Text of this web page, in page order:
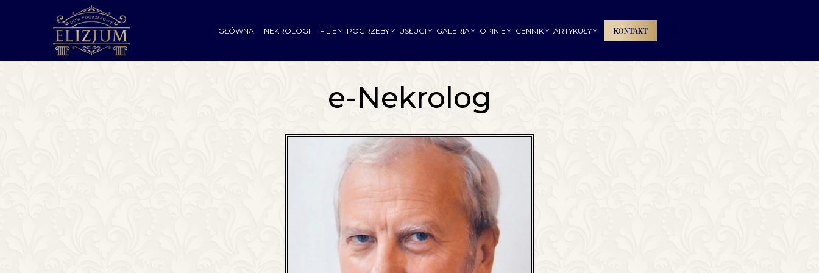
GŁÓWNA NEKROLOGI FILIE POGRZEBY USŁUGI GALERIA OPINIE CENNIK ARTYKUŁY KONTAKT
e-Nekrolog